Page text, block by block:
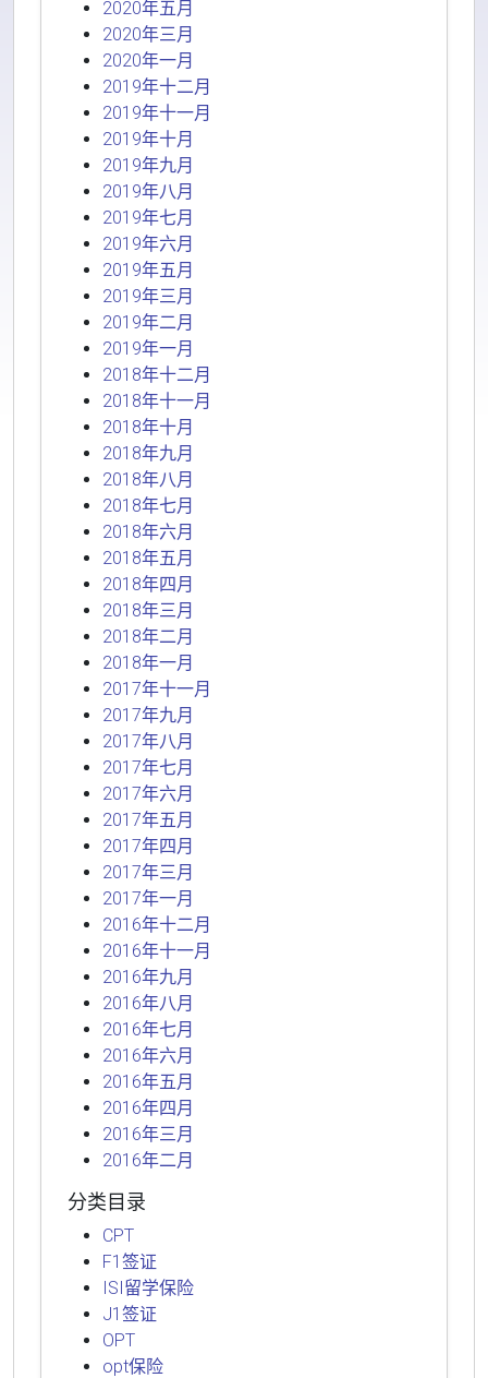
2020年五月
2020年三月
2020年一月
2019年十二月
2019年十一月
2019年十月
2019年九月
2019年八月
2019年七月
2019年六月
2019年五月
2019年三月
2019年二月
2019年一月
2018年十二月
2018年十一月
2018年十月
2018年九月
2018年八月
2018年七月
2018年六月
2018年五月
2018年四月
2018年三月
2018年二月
2018年一月
2017年十一月
2017年九月
2017年八月
2017年七月
2017年六月
2017年五月
2017年四月
2017年三月
2017年一月
2016年十二月
2016年十一月
2016年九月
2016年八月
2016年七月
2016年六月
2016年五月
2016年四月
2016年三月
2016年二月
分类目录
CPT
F1签证
ISI留学保险
J1签证
OPT
opt保险